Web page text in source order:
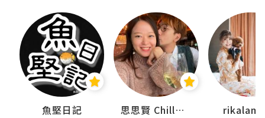
魚堅日記 思思賢 ChillMyBabe